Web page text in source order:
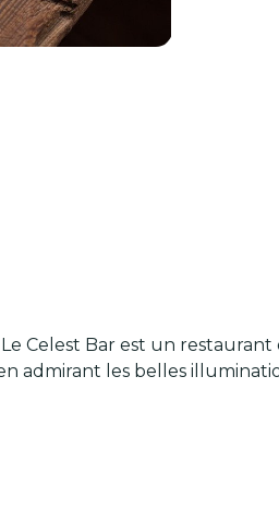
Celest Bar est un
admirant les belles